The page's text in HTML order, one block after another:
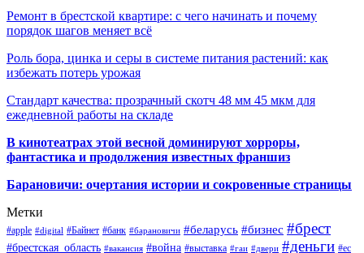
Ремонт в брестской квартире: с чего начинать и почему
порядок шагов меняет всё
Роль бора, цинка и серы в системе питания растений: как
избежать потерь урожая
Стандарт качества: прозрачный скотч 48 мм 45 мкм для
ежедневной работы на складе
В кинотеатрах этой весной доминируют хорроры,
фантастика и продолжения известных франшиз
Барановичи: очертания истории и сокровенные страницы
Метки
#apple #digital #Байнет #банк #барановичи #беларусь #бизнес #брест
#брестская_область #вакансия #война #выставка #гаи #двери #деньги #ес